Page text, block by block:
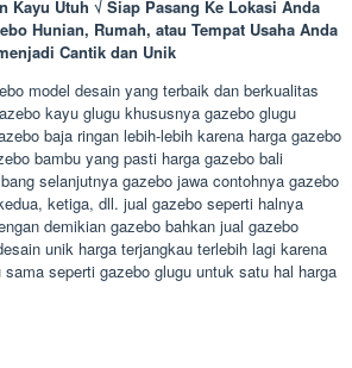
Kayu Utuh √ Siap Pasang Ke Lokasi Anda
Hunian, Rumah, atau Tempat Usaha Anda
Cantik dan Unik
model desain yang terbaik dan berkualitas
kayu glugu khususnya gazebo glugu
baja ringan lebih-lebih karena harga gazebo
bambu yang pasti harga gazebo bali
selanjutnya gazebo jawa contohnya gazebo
ketiga, dll. jual gazebo seperti halnya
demikian gazebo bahkan jual gazebo
unik harga terjangkau terlebih lagi karena
seperti gazebo glugu untuk satu hal harga